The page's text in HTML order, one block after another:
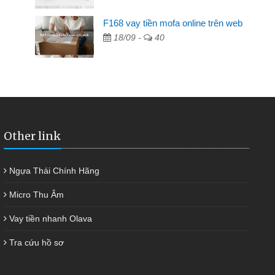
hàng không ai cho vay. Trong khi
quyết việc riêng, trong 1-2 ngày tôi trả
đã giúp tôi kịp thời và nhanh chóng
F168 vay tiền mofa online trên web
18/09 - 40
Other link
Ngựa Thái Chính Hãng
Micro Thu Âm
Vay tiền nhanh Olava
Tra cứu hồ sơ